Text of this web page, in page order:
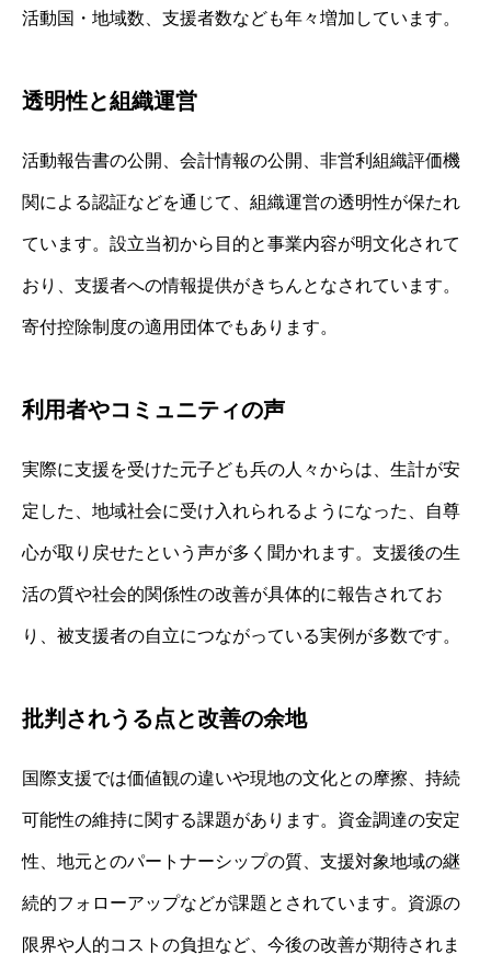
活動国・地域数、支援者数なども年々増加しています。
透明性と組織運営
活動報告書の公開、会計情報の公開、非営利組織評価機
関による認証などを通じて、組織運営の透明性が保たれ
ています。設立当初から目的と事業内容が明文化されて
おり、支援者への情報提供がきちんとなされています。
寄付控除制度の適用団体でもあります。
利用者やコミュニティの声
実際に支援を受けた元子ども兵の人々からは、生計が安
定した、地域社会に受け入れられるようになった、自尊
心が取り戻せたという声が多く聞かれます。支援後の生
活の質や社会的関係性の改善が具体的に報告されてお
り、被支援者の自立につながっている実例が多数です。
批判されうる点と改善の余地
国際支援では価値観の違いや現地の文化との摩擦、持続
可能性の維持に関する課題があります。資金調達の安定
性、地元とのパートナーシップの質、支援対象地域の継
続的フォローアップなどが課題とされています。資源の
限界や人的コストの負担など、今後の改善が期待されま